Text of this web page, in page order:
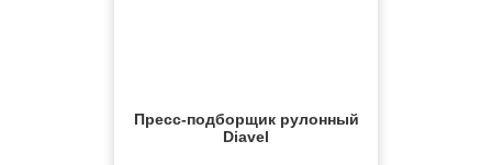
Пресс-подборщик рулонный
Diavel